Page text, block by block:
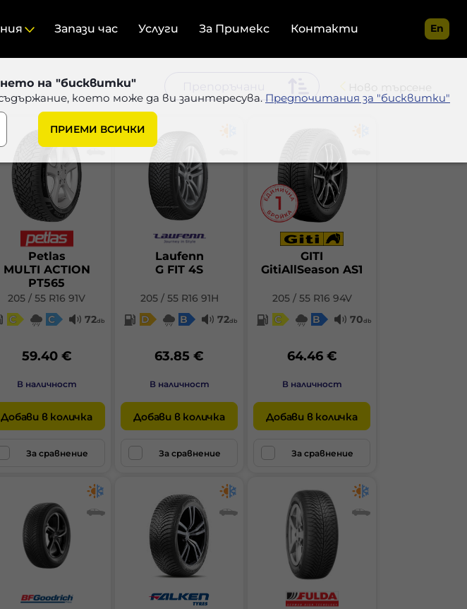
на "бисквитки"
което може да ви заинтересува. Предпочитания за "бисквитки"
ПРИЕМИ ВСИЧКИ
Запази час Услуги За Примекс Контакти En
Ново търсене
Petlas
MULTI ACTION
PT565
205 / 55 R16 91V
C
C 72db
59.40 €
В наличност
Добави в количка
За сравнение
Laufenn
G FIT 4S
205 / 55 R16 91H
D
B 72db
63.85 €
В наличност
Добави в количка
За сравнение
GITI
GitiAllSeason AS1
205 / 55 R16 94V
C
B 70db
64.46 €
В наличност
Добави в количка
За сравнение